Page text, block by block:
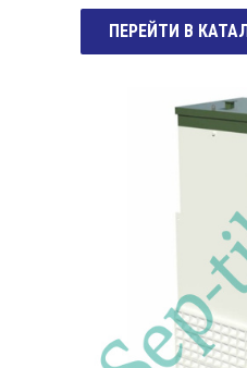
ПЕРЕЙТИ В